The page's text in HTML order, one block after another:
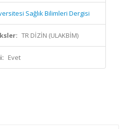
Sağlık Bilimleri Dergisi
TR DİZİN (ULAKBİM)
Evet